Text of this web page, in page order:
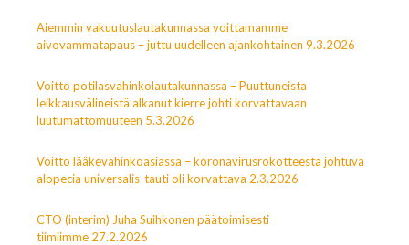
Aiemmin vakuutuslautakunnassa voittamamme
aivovammatapaus – juttu uudelleen ajankohtainen 9.3.2026
Voitto potilasvahinkolautakunnassa – Puuttuneista
leikkausvälineistä alkanut kierre johti korvattavaan
luutumattomuuteen 5.3.2026
Voitto lääkevahinkoasiassa – koronavirusrokotteesta johtuva
alopecia universalis-tauti oli korvattava 2.3.2026
CTO (interim) Juha Suihkonen päätoimisesti
tiimiimme 27.2.2026